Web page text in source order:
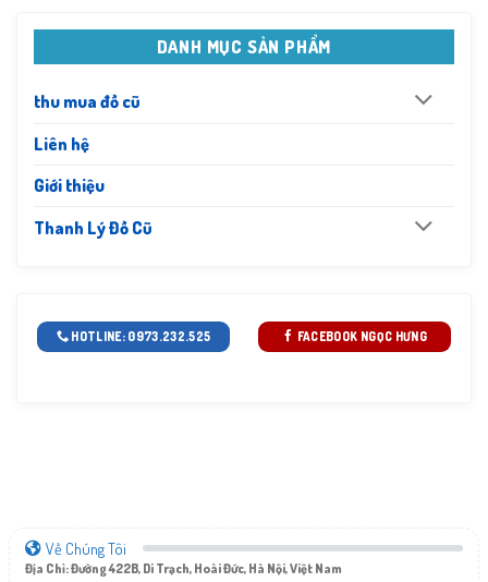
DANH MỤC SẢN PHẨM
thu mua đồ cũ
Liên hệ
Giới thiệu
Thanh Lý Đồ Cũ
HOTLINE: 0973.232.525 FACEBOOK NGỌC HƯNG
Về Chúng Tôi
Địa Chỉ: Đường 422B, Di Trạch, Hoài Đức, Hà Nội, Việt Nam